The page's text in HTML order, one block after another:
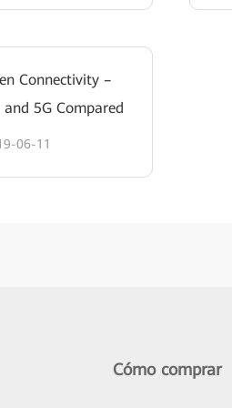
Connectivity –
5G Compared
06-11
Cómo comprar